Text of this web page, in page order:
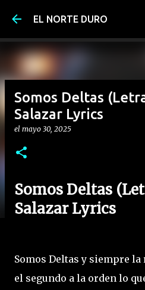
Ir al contenido
EL NORTE DURO
Somos Deltas
Salazar Lyrics
el mayo 30, 2025
Somos Deltas
Salazar Lyrics
Somos Deltas y siempre
el segundo a la orden lo